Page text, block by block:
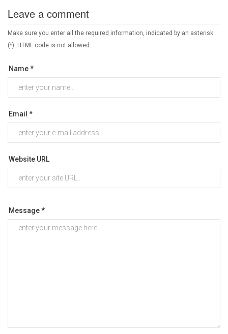
Leave a comment
Make sure you enter all the required information, indicated by an asterisk
(*). HTML code is not allowed.
Name *
Email *
Website URL
Message *